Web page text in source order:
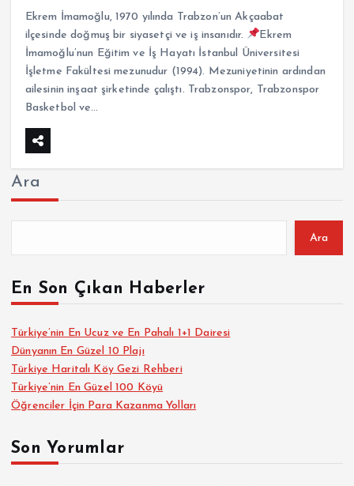
Ekrem İmamoğlu, 1970 yılında Trabzon’un Akçaabat
ilçesinde doğmuş bir siyasetçi ve iş insanıdır.
Ekrem
İmamoğlu’nun Eğitim ve İş Hayatı İstanbul Üniversitesi
İşletme Fakültesi mezunudur (1994). Mezuniyetinin ardından
ailesinin inşaat şirketinde çalıştı. Trabzonspor, Trabzonspor
Basketbol ve…
Ara
Ara
En Son Çıkan Haberler
Türkiye’nin En Ucuz ve En Pahalı 1+1 Dairesi
Dünyanın En Güzel 10 Plajı
Türkiye Haritalı Köy Gezi Rehberi
Türkiye’nin En Güzel 100 Köyü
Öğrenciler İçin Para Kazanma Yolları
Son Yorumlar